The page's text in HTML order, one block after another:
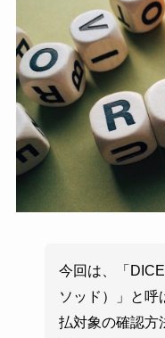
今回は、「
ソッド）」と呼
払対象の確認方